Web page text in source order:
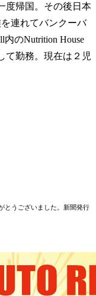
度帰国。その後日本
連れてバンクーバ
のNutrition House
て勤務。現在は２児
とうございました。新聞発行